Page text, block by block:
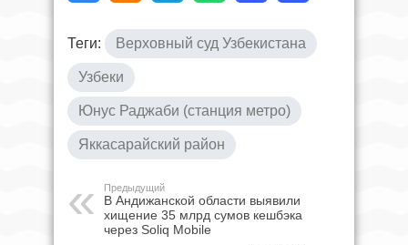
Теги: Верховный суд Узбекистана
Узбеки
Юнус Раджаби (станция метро)
Яккасарайский район
Предыдущий
В Андижанской области выявили
хищение 35 млрд сумов кешбэка
через Soliq Mobile